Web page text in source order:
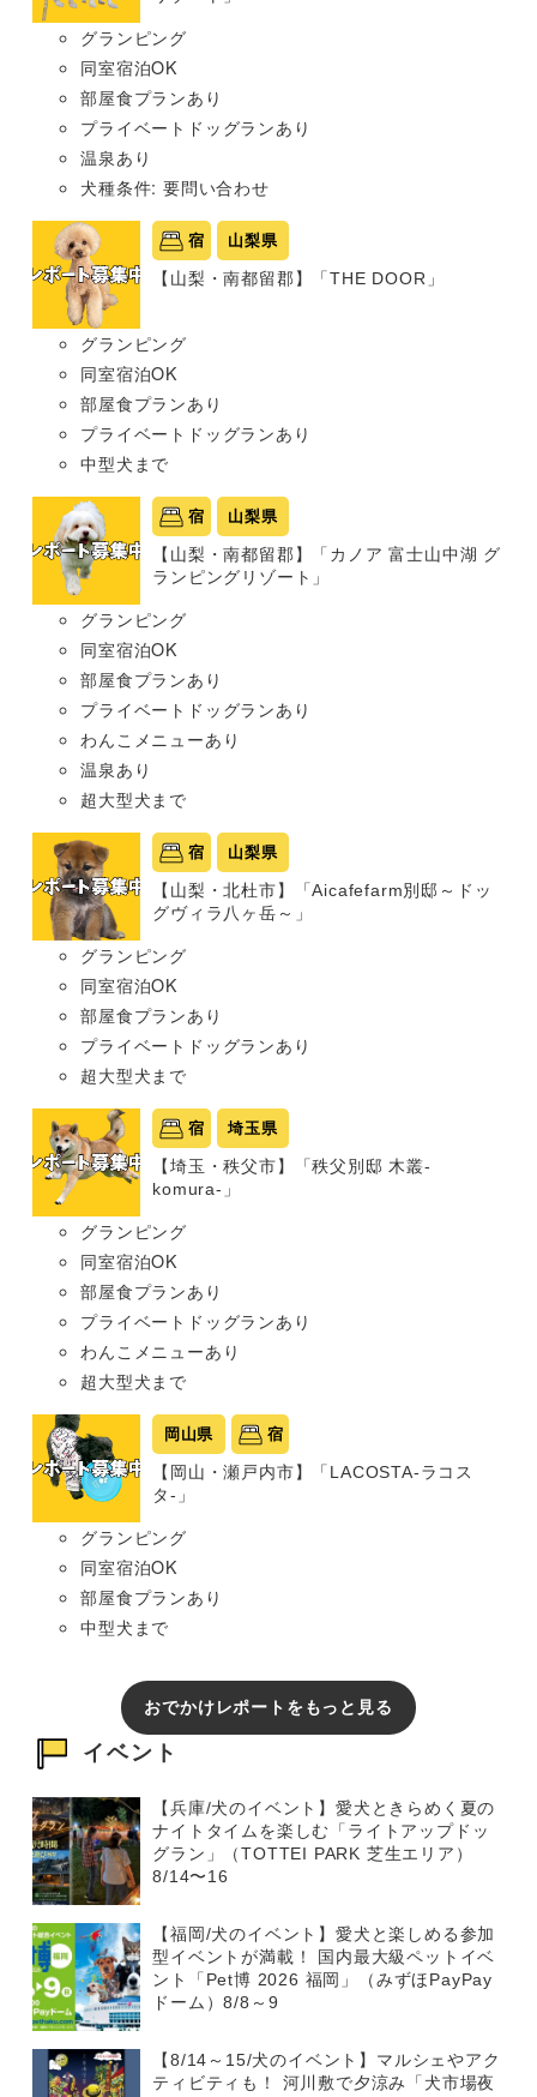
グランピング
同室宿泊OK
部屋食プランあり
プライベートドッグランあり
温泉あり
犬種条件: 要問い合わせ
宿 山梨県
【山梨・南都留郡】「THE DOOR」
グランピング
同室宿泊OK
部屋食プランあり
プライベートドッグランあり
中型犬まで
宿 山梨県
【山梨・南都留郡】「カノア 富士山中湖 グ
ランピングリゾート」
グランピング
同室宿泊OK
部屋食プランあり
プライベートドッグランあり
わんこメニューあり
温泉あり
超大型犬まで
宿 山梨県
【山梨・北杜市】「Aicafefarm別邸～ドッ
グヴィラ八ヶ岳～」
グランピング
同室宿泊OK
部屋食プランあり
プライベートドッグランあり
超大型犬まで
宿 埼玉県
【埼玉・秩父市】「秩父別邸 木叢-
komura-」
グランピング
同室宿泊OK
部屋食プランあり
プライベートドッグランあり
わんこメニューあり
超大型犬まで
岡山県 宿
【岡山・瀬戸内市】「LACOSTA-ラコス
タ-」
グランピング
同室宿泊OK
部屋食プランあり
中型犬まで
おでかけレポートをもっと見る
イベント
【兵庫/犬のイベント】愛犬ときらめく夏の
ナイトタイムを楽しむ「ライトアップドッ
グラン」（TOTTEI PARK 芝生エリア）
8/14〜16
【福岡/犬のイベント】愛犬と楽しめる参加
型イベントが満載！ 国内最大級ペットイベ
ント「Pet博 2026 福岡」（みずほPayPay
ドーム）8/8～9
【8/14～15/犬のイベント】マルシェやアク
ティビティも！ 河川敷で夕涼み「犬市場夜